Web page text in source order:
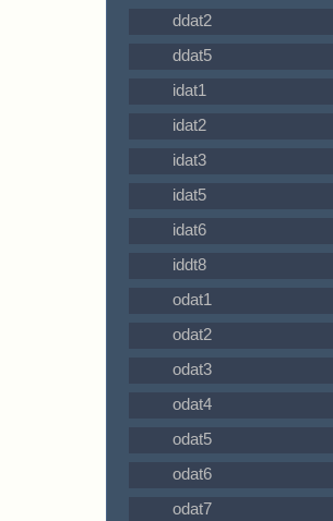
ddat2
ddat5
idat1
idat2
idat3
idat5
idat6
iddt8
odat1
odat2
odat3
odat4
odat5
odat6
odat7